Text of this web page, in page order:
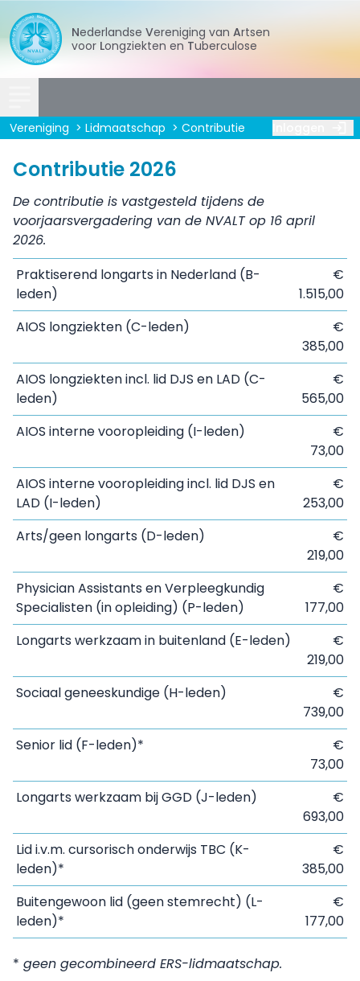
Nederlandse Vereniging van
Artsen
voor Longziekten en Tuberculose
Vereniging Lidmaatschap Contributie
Contributie 2026
De contributie is vastgesteld tijdens de
voorjaarsvergadering van de NVALT op 16 april
2026.
Praktiserend longarts in Nederland (B-
leden)
€
1.515,00
AIOS longziekten (C-leden)
€
385,00
AIOS longziekten incl. lid DJS en LAD (C-
leden)
€
565,00
AIOS interne vooropleiding (I-leden)
€
73,00
AIOS interne vooropleiding incl. lid DJS en
LAD (I-leden)
€
253,00
Arts/geen longarts (D-leden)
€
219,00
Physician Assistants en Verpleegkundig
Specialisten (in opleiding) (P-leden)
€
177,00
Longarts werkzaam in buitenland (E-leden)
€
219,00
Sociaal geneeskundige (H-leden)
€
739,00
Senior lid (F-leden)*
€
73,00
Longarts werkzaam bij GGD (J-leden)
€
693,00
Lid i.v.m. cursorisch onderwijs TBC (K-
leden)*
€
385,00
Buitengewoon lid (geen stemrecht) (L-
leden)*
€
177,00
* geen gecombineerd ERS-lidmaatschap.